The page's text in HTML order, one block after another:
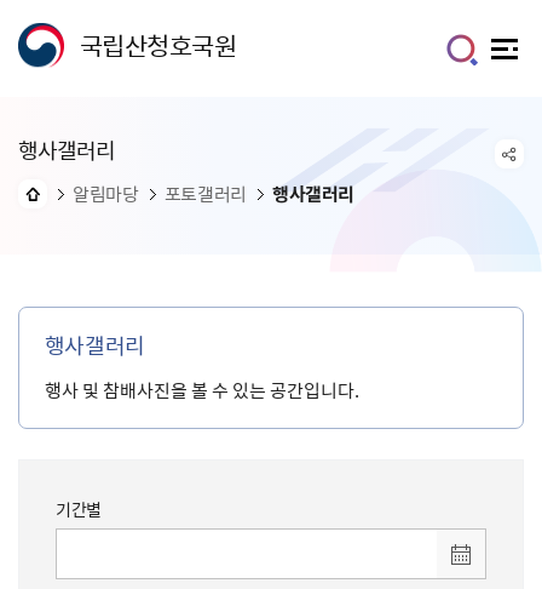
국립산청호국원
행사갤러리
알림마당 포토갤러리 행사갤러리
행사갤러리
행사 및 참배사진을 볼 수 있는 공간입니다.
기간별